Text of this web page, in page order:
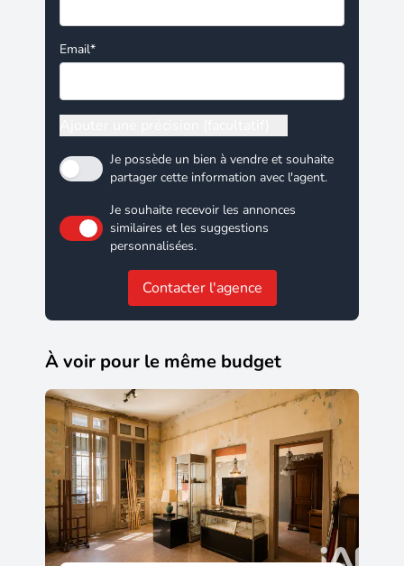
Email*
Je possède un bien à vendre et souhaite
partager cette information avec l'agent.
Je souhaite recevoir les annonces
similaires et les suggestions
personnalisées.
Contacter l'agence
À voir pour le même budget